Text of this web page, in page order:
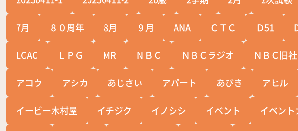
7月 ８０周年 8月 ９月 ANA ＣＴＣ Ｄ51
LCAC ＬＰＧ MR ＮＢＣ ＮＢＣラジオ ＮＢＣ旧
アコウ アシカ あじさい アパート あびき アヒル
イービー木村屋 イチジク イノシシ イベント イベント